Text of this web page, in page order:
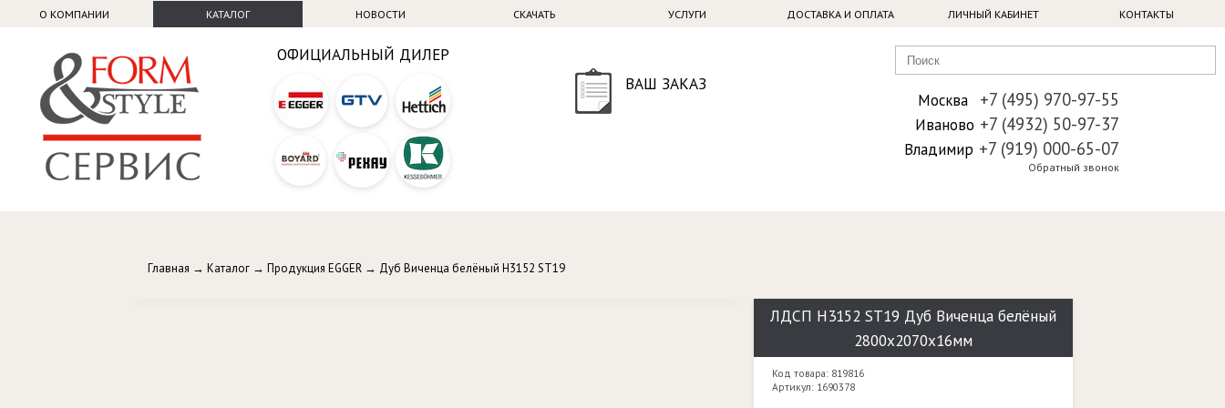
О КОМПАНИИ КАТАЛОГ НОВОСТИ СКАЧАТЬ УСЛУГИ ДОСТАВКА И ОПЛАТА ЛИЧНЫЙ КАБИНЕТ КОНТАКТЫ
ОФИЦИАЛЬНЫЙ ДИЛЕР
ВАШ ЗАКАЗ
Москва +7 (495) 970-97-55
Иваново +7 (4932) 50-97-37
Владимир +7 (919) 000-65-07
Обратный звонок
Главная → Каталог → Продукция EGGER → Дуб Виченца белёный H3152 ST19
ЛДСП H3152 ST19 Дуб Виченца белёный
2800х2070х16мм
Код товара: 819816
Артикул: 1690378